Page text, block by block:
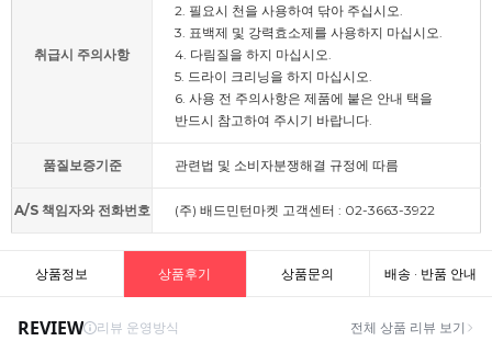
취급시 주의사항
2. 필요시 천을 사용하여 닦아 주십시오.
3. 표백제 및 강력효소제를 사용하지 마십시오.
4. 다림질을 하지 마십시오.
5. 드라이 크리닝을 하지 마십시오.
6. 사용 전 주의사항은 제품에 붙은 안내 택을
반드시 참고하여 주시기 바랍니다.
품질보증기준 관련법 및 소비자분쟁해결 규정에 따름
A/S 책임자와 전화번호 (주) 배드민턴마켓 고객센터 : 02-3663-3922
상품정보 상품후기 상품문의 배송 · 반품 안내